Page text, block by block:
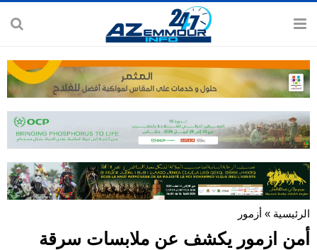
الرئيسية » أزمور
أمن ازمور يكشف عن ملابسات سرقة